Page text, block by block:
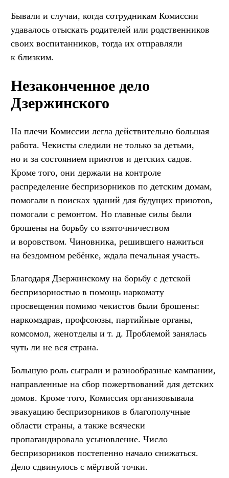
Бывали и случаи, когда сотрудникам Комиссии
удавалось отыскать родителей или родственников
своих воспитанников, тогда их отправляли
к близким.
Незаконченное дело
Дзержинского
На плечи Комиссии легла действительно большая
работа. Чекисты следили не только за детьми,
но и за состоянием приютов и детских садов.
Кроме того, они держали на контроле
распределение беспризорников по детским домам,
помогали в поисках зданий для будущих приютов,
помогали с ремонтом. Но главные силы были
брошены на борьбу со взяточничеством
и воровством. Чиновника, решившего нажиться
на бездомном ребёнке, ждала печальная участь.
Благодаря Дзержинскому на борьбу с детской
беспризорностью в помощь наркомату
просвещения помимо чекистов были брошены:
наркомздрав, профсоюзы, партийные органы,
комсомол, женотделы и т. д. Проблемой занялась
чуть ли не вся страна.
Большую роль сыграли и разнообразные кампании,
направленные на сбор пожертвований для детских
домов. Кроме того, Комиссия организовывала
эвакуацию беспризорников в благополучные
области страны, а также всячески
пропагандировала усыновление. Число
беспризорников постепенно начало снижаться.
Дело сдвинулось с мёртвой точки.